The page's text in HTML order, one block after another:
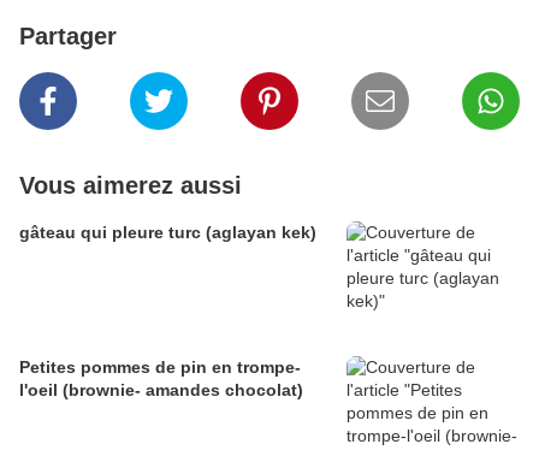
Partager
Vous aimerez aussi
gâteau qui pleure turc (aglayan kek)
Petites pommes de pin en trompe-
l'oeil (brownie- amandes chocolat)